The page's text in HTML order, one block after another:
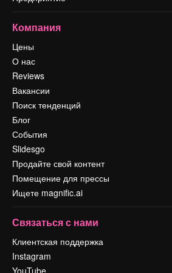
Компания
Цены
О нас
Reviews
Вакансии
Поиск тенденций
Блог
События
Slidesgo
Продайте свой контент
Помещение для прессы
Ищете magnific.ai
Связаться с нами
Клиентская поддержка
Instagram